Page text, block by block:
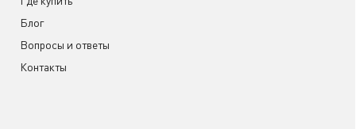
Блог
Вопросы и ответы
Контакты